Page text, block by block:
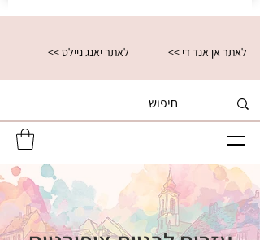
<< לאתר יאנג ניילס << לאתר אן אנד די